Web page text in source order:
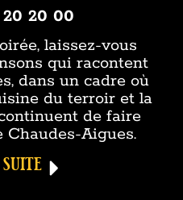
20 20 00
laissez-vous
qui racontent
dans un cadre où
du terroir et la
de faire
Aigues.